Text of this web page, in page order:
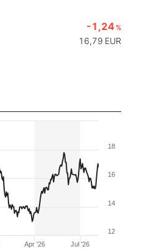
-1,24 %
16,79 EUR
Apr '26 Jul '26
12
14
16
18